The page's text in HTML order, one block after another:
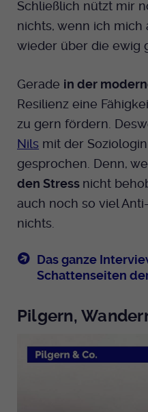
Schließlich nützt mir
nichts, wenn ich mich
wieder über die ewig
Gerade in der
Resilienz eine
zu gern fördern.
Nils mit der
gesprochen. Denn,
den Stress nicht
auch noch so viel
nichts.
Das ganze
Schattenseiten
Pilgern,